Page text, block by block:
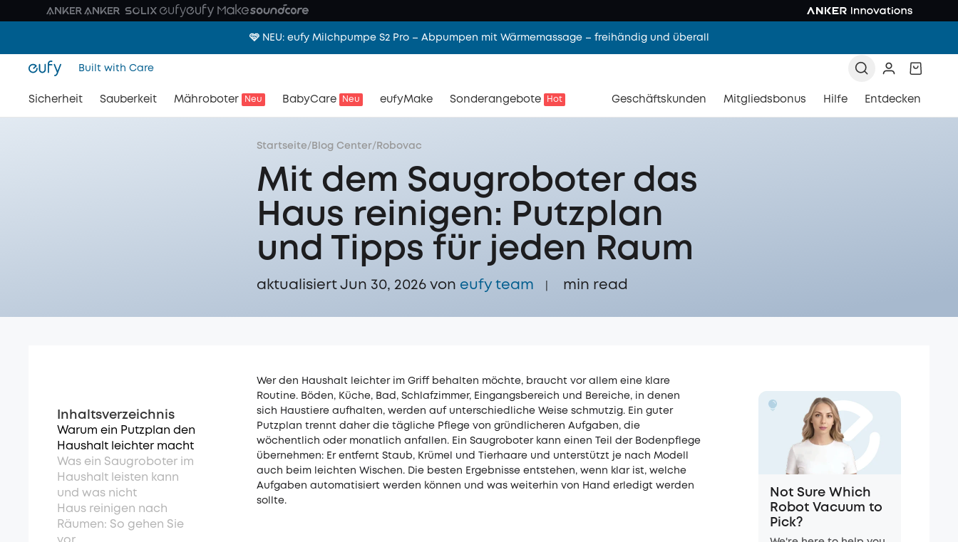
🩷 NEU: eufy Milchpumpe S2 Pro – Abpumpen mit Wärmemassage – freihändig und überall
Built with Care
Sicherheit Sauberkeit Mähroboter Neu BabyCare Neu eufyMake Sonderangebote Hot Geschäftskunden Mitgliedsbonus Hilfe Entdecken
Startseite/ Blog Center/ Robovac
Mit dem Saugroboter das
Haus reinigen: Putzplan
und Tipps für jeden Raum
aktualisiert Jun 30, 2026 von eufy team min read
Wer den Haushalt leichter im Griff behalten möchte, braucht vor allem eine klare
Routine. Böden, Küche, Bad, Schlafzimmer, Eingangsbereich und Bereiche, in denen
sich Haustiere aufhalten, werden auf unterschiedliche Weise schmutzig. Ein guter
Putzplan trennt daher die tägliche Pflege von gründlicheren Aufgaben, die
wöchentlich oder monatlich anfallen. Ein Saugroboter kann einen Teil der Bodenpflege
übernehmen: Er entfernt Staub, Krümel und Tierhaare und unterstützt je nach Modell
auch beim leichten Wischen. Die besten Ergebnisse entstehen, wenn klar ist, welche
Aufgaben automatisiert werden können und was weiterhin von Hand erledigt werden
sollte.
Inhaltsverzeichnis
Warum ein Putzplan den
Haushalt leichter macht
Was ein Saugroboter im
Haushalt leisten kann
und was nicht
Haus reinigen nach
Räumen: So gehen Sie
Not Sure Which
Robot Vacuum to
Pick?